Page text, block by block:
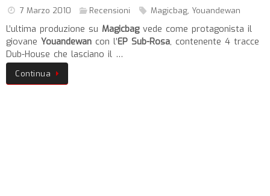
7 Marzo 2010 Recensioni Magicbag, Youandewan
L’ultima produzione su Magicbagvede come protagonista il
giovane Youandewan con l’EP Sub-Rosa, contenente 4 tracce
Dub-House che lasciano il …
Continua